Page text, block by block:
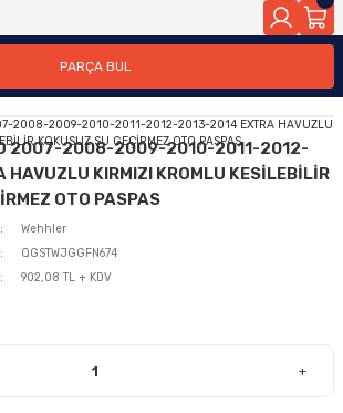
PARÇA BUL
2007-2008-2009-2010-2011-2012-
KIRMIZI KROMLU KESİLEBİLİR
OTO PASPAS
Wehhler
QGSTWJGGFN674
902,08 TL + KDV
+